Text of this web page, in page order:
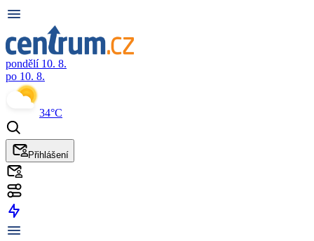
pondělí 10. 8.
po 10. 8.
34°C
Přihlášení